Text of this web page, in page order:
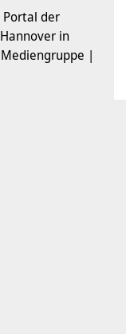
Portal der
in
|